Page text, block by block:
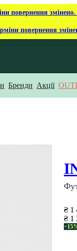
повернення
повернення
Бренди Акції
₴ 1
₴ 1